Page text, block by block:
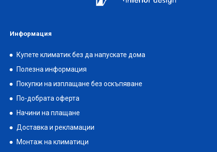
Информация
Купете климатик без да напускате дома
Полезна информация
Покупки на изплащане без оскъпяване
По-добрата оферта
Начини на плащане
Доставка и рекламации
Монтаж на климатици